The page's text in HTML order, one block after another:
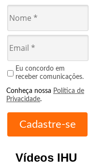
Eu concordo em
receber comunicações.
Conheça nossa Política de
Privacidade.
Vídeos IHU